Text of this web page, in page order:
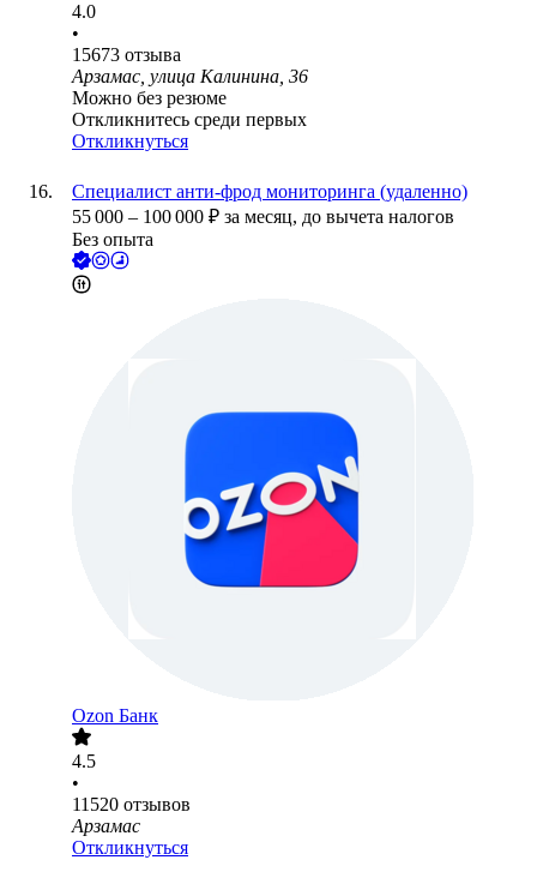
4.0
•
15673 отзыва
Арзамас, улица Калинина, 36
Можно без резюме
Откликнитесь среди первых
Откликнуться
Специалист анти-фрод мониторинга (удаленно)
55 000 – 100 000 ₽ за месяц, до вычета налогов
Без опыта
Ozon Банк
4.5
•
11520 отзывов
Арзамас
Откликнуться